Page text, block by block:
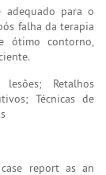
para o
falha da terapia
ótimo contorno,
Retalhos
Técnicas de
report as an